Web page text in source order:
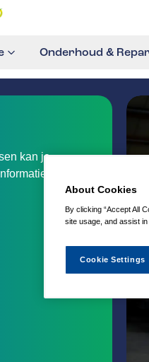
Onderhoud &
kan je
over
About Cookies
By clicking “Accept All
site usage, and assist
Cookie Settings